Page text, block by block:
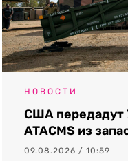
НОВОСТИ
США передадут
ATACMS из
09.08.2026 / 10:59